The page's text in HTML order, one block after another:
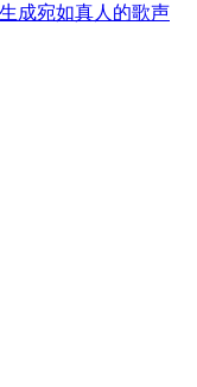
成宛如真人的歌声